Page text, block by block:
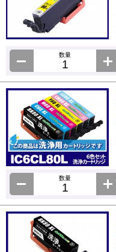
数量
数量